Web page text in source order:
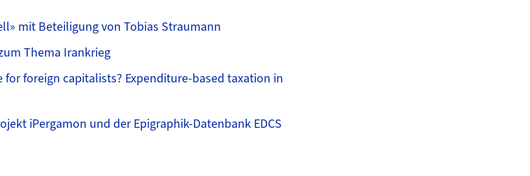
mit Beteiligung von Tobias Straumann
Thema Irankrieg
for foreign capitalists? Expenditure-based taxation in
iPergamon und der Epigraphik-Datenbank EDCS